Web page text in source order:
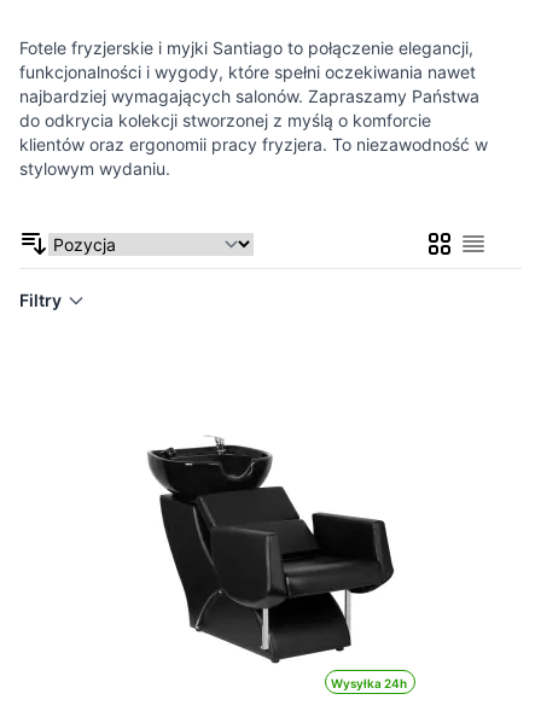
Fotele fryzjerskie i myjki Santiago to połączenie elegancji,
funkcjonalności i wygody, które spełni oczekiwania nawet
najbardziej wymagających salonów. Zapraszamy Państwa
do odkrycia kolekcji stworzonej z myślą o komforcie
klientów oraz ergonomii pracy fryzjera. To niezawodność w
stylowym wydaniu.
SiatkaLista
Filtry
Wysyłka 24h